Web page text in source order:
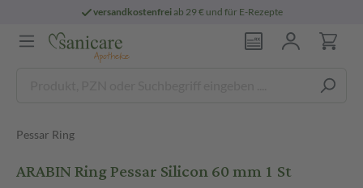
versandkostenfreiab 29 € und für E-Rezepte
Pessar Ring
ARABIN Ring Pessar Silicon 60 mm 1 St